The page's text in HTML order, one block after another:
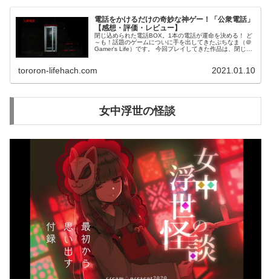
電話をかけるだけの奇妙な神ゲー！「公衆電話」
【感想・評価・レビュー】
閉じ込められた電話BOX。1本の電話が運命を決める！ ど
～も！話題のゲームについに手を出してきたぷちなま（＠
Gamer's Life）です。 今回プレイしてきた作品は、閉じ込
tororon-lifehach.com 2021.01.10
女中浮世の怪談